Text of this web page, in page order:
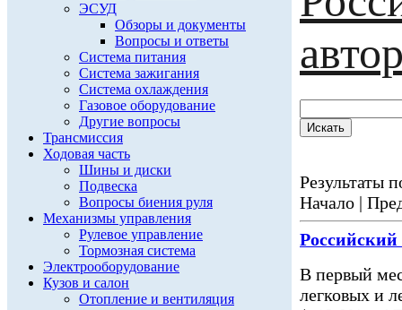
ЭСУД
Обзоры и документы
Вопросы и ответы
Система питания
Система зажигания
Система охлаждения
Газовое оборудование
Другие вопросы
Трансмиссия
Ходовая часть
Шины и диски
Подвеска
Вопросы биения руля
Механизмы управления
Рулевое управление
Тормозная система
Электрооборудование
Кузов и салон
Отопление и вентиляция
Результаты
Начало |
В первый
легковых и